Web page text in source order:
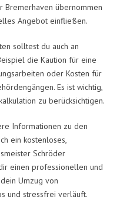
Bremerhaven übernommen
Angebot einfließen.
solltest du auch an
die Kaution für eine
oder Kosten für
Es ist wichtig,
zu berücksichtigen.
Informationen zu den
ein kostenloses,
Schröder
einen professionellen und
Umzug von
und stressfrei verläuft.